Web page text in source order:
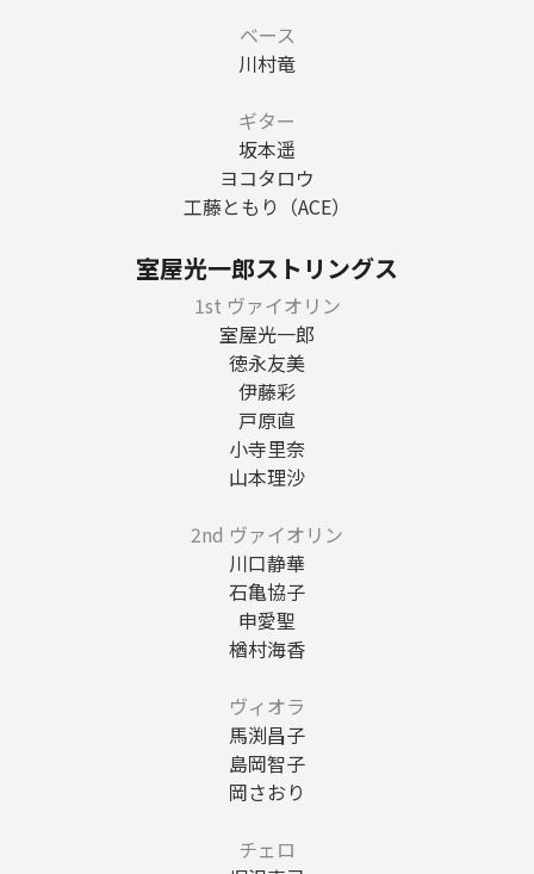
ベース
川村竜
ギター
坂本遥
ヨコタロウ
工藤ともり（ACE）
室屋光一郎ストリングス
1st ヴァイオリン
室屋光一郎
徳永友美
伊藤彩
戸原直
小寺里奈
山本理沙
2nd ヴァイオリン
川口静華
石亀協子
申愛聖
楢村海香
ヴィオラ
馬渕昌子
島岡智子
岡さおり
チェロ